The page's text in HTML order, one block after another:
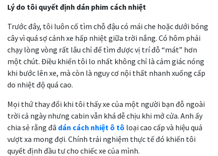
Lý do tôi quyết định dán phim cách nhiệt
Trước đây, tôi luôn cố tìm chỗ đậu có mái che hoặc dưới bóng
cây vì quá sợ cảnh xe hấp nhiệt giữa trời nắng. Có hôm phải
chạy lòng vòng rất lâu chỉ để tìm được vị trí đỗ “mát” hơn
một chút. Điều khiến tôi lo nhất không chỉ là cảm giác nóng
khi bước lên xe, mà còn là nguy cơ nội thất nhanh xuống cấp
do nhiệt độ quá cao.
Mọi thứ thay đổi khi tôi thấy xe của một người bạn đỗ ngoài
trời cả ngày nhưng cabin vẫn khá dễ chịu khi mở cửa. Anh ấy
chia sẻ rằng đã dán cách nhiệt ô tô loại cao cấp và hiệu quả
vượt xa mong đợi. Chính trải nghiệm thực tế đó khiến tôi
quyết định đầu tư cho chiếc xe của mình.